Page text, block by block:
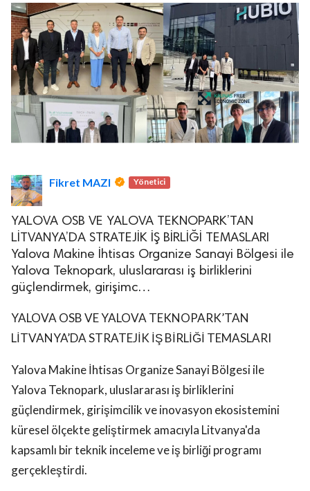
Fikret MAZI Yönetici
YALOVA OSB VE YALOVA TEKNOPARK’TAN
LİTVANYA’DA STRATEJİK İŞ BİRLİĞİ TEMASLARI
Yalova Makine İhtisas Organize Sanayi Bölgesi ile
Yalova Teknopark, uluslararası iş birliklerini
güçlendirmek, girişimc…
YALOVA OSB VE YALOVA TEKNOPARK’TAN
LİTVANYA’DA STRATEJİK İŞ BİRLİĞİ TEMASLARI
Yalova Makine İhtisas Organize Sanayi Bölgesi ile
Yalova Teknopark, uluslararası iş birliklerini
güçlendirmek, girişimcilik ve inovasyon ekosistemini
küresel ölçekte geliştirmek amacıyla Litvanya'da
kapsamlı bir teknik inceleme ve iş birliği programı
gerçekleştirdi.